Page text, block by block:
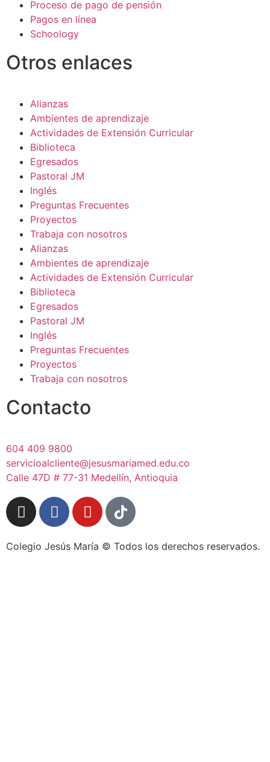
Proceso de pago de pensión
Pagos en línea
Schoology
Otros enlaces
Alianzas
Ambientes de aprendizaje
Actividades de Extensión Curricular
Biblioteca
Egresados
Pastoral JM
Inglés
Preguntas Frecuentes
Proyectos
Trabaja con nosotros
Alianzas
Ambientes de aprendizaje
Actividades de Extensión Curricular
Biblioteca
Egresados
Pastoral JM
Inglés
Preguntas Frecuentes
Proyectos
Trabaja con nosotros
Contacto
604 409 9800
servicioalcliente@jesusmariamed.edu.co
Calle 47D # 77-31 Medellín, Antioquia
Colegio Jesús María © Todos los derechos reservados.